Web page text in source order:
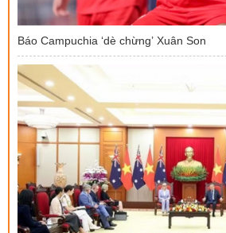
Báo Campuchia ‘dè chừng’ Xuân Son